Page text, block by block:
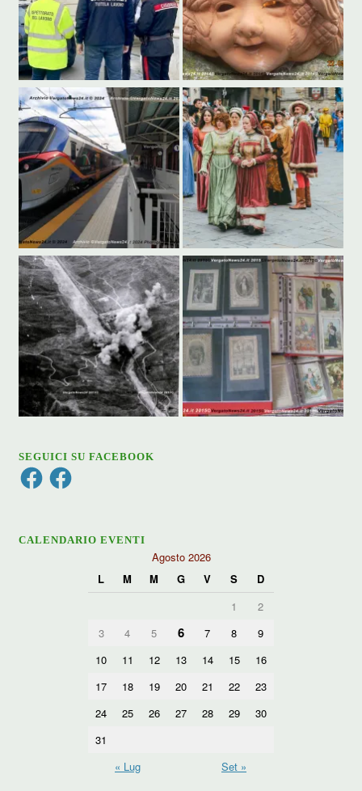
SEGUICI SU FACEBOOK
FacebookFacebook
CALENDARIO EVENTI
Agosto 2026
L
M M G V S
D
1
2
3
4 5 6 7 8
9
10
11 12 13 14 15
16
17
18 19 20 21 22
23
24
25 26 27 28 29
30
31
« Lug
Set »